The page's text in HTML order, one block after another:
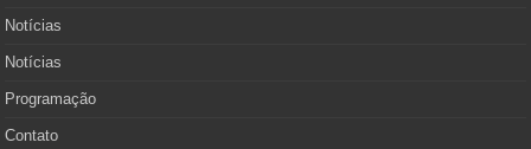
Notícias
Notícias
Programação
Contato